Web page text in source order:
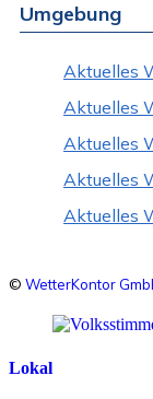
Umgebung
Aktuelles
Aktuelles
Aktuelles
Aktuelles
Aktuelles
© WetterKontor
Lokal